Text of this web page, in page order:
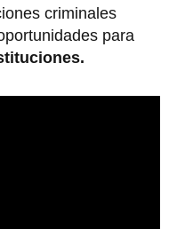
criminales
para